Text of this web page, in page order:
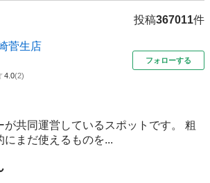
投稿367011件
菅生店
4.0(2)
フォローする
が共同運営しているスポットです。 粗
にまだ使えるものを...